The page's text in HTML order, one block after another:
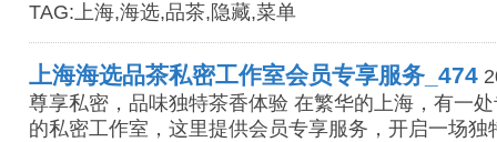
TAG:上海,海选,品茶,隐藏,菜单
上海海选品茶私密工作室会员专享服务_474
尊享私密，品味独特茶香体验 在繁华的上海，有一
的私密工作室，这里提供会员专享服务，开启一场独